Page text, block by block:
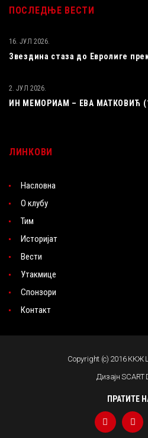
ПОСЛЕДЊЕ ВЕСТИ
Звездина стаза до Евролиге
16. ЈУЛ 2026.
ИН МЕМОРИАМ – ЕВА МАТКОВИЋ
2. ЈУЛ 2026.
ЛИНКОВИ
Насловна
О клубу
Тим
Историјат
Вести
Утакмице
Спонзори
Контакт
Copyright (c) 2016 ККЖ
Дизајн SCART
ПРАТИТЕ